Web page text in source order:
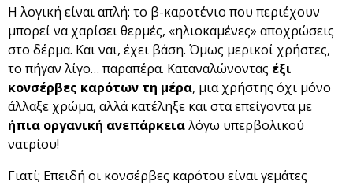
Η λογική είναι απλή: το β-καροτένιο που περιέχουν
μπορεί να χαρίσει θερμές, «ηλιοκαμένες» αποχρώσεις
στο δέρμα. Και ναι, έχει βάση. Όμως μερικοί χρήστες,
το πήγαν λίγο… παραπέρα. Καταναλώνοντας έξι
κονσέρβες καρότων τη μέρα, μια χρήστης όχι μόνο
άλλαξε χρώμα, αλλά κατέληξε και στα επείγοντα με
ήπια οργανική ανεπάρκειαλόγω υπερβολικού
νατρίου!
Γιατί; Επειδή οι κονσέρβες καρότου είναι γεμάτες